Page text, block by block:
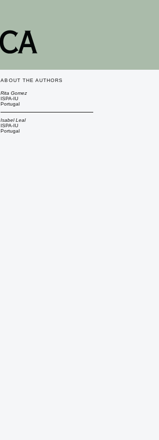
ABOUT THE AUTHORS
Rita Gomez
ISPA-IU
Portugal
Isabel Leal
ISPA-IU
Portugal